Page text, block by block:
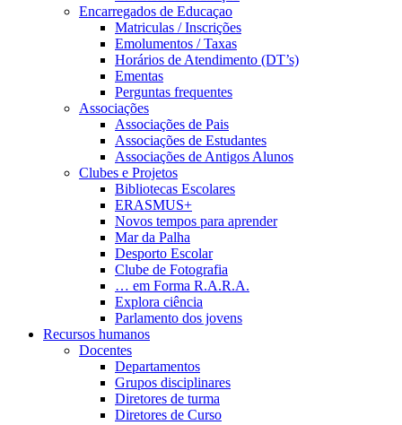
Encarregados de Educaçao
Matriculas / Inscrições
Emolumentos / Taxas
Horários de Atendimento (DT’s)
Ementas
Perguntas frequentes
Associações
Associações de Pais
Associações de Estudantes
Associações de Antigos Alunos
Clubes e Projetos
Bibliotecas Escolares
ERASMUS+
Novos tempos para aprender
Mar da Palha
Desporto Escolar
Clube de Fotografia
… em Forma R.A.R.A.
Explora ciência
Parlamento dos jovens
Recursos humanos
Docentes
Departamentos
Grupos disciplinares
Diretores de turma
Diretores de Curso